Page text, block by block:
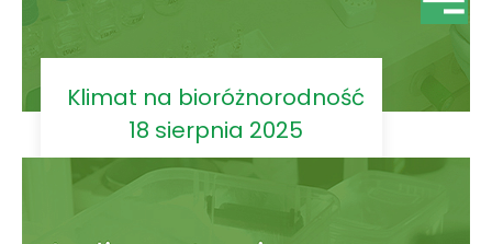
Klimat na bioróżnorodność
18 sierpnia 2025